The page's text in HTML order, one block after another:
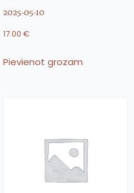
2025-05-10
17.00 €
Pievienot grozam